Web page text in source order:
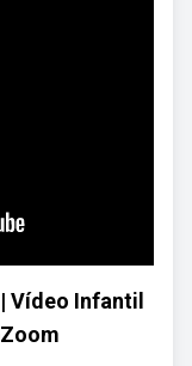
Vídeo Infantil